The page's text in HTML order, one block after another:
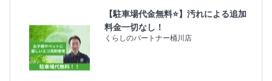
【駐車場代金無料⭐️】汚れによる追加
料金一切なし！
くらしのパートナー桶川店